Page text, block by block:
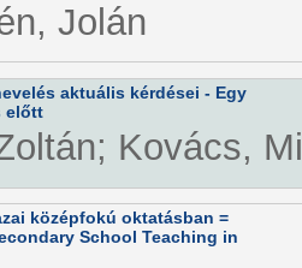
Jolán
aktuális kérdései - Egy
előtt
Kovács,
középfokú oktatásban =
School Teaching in